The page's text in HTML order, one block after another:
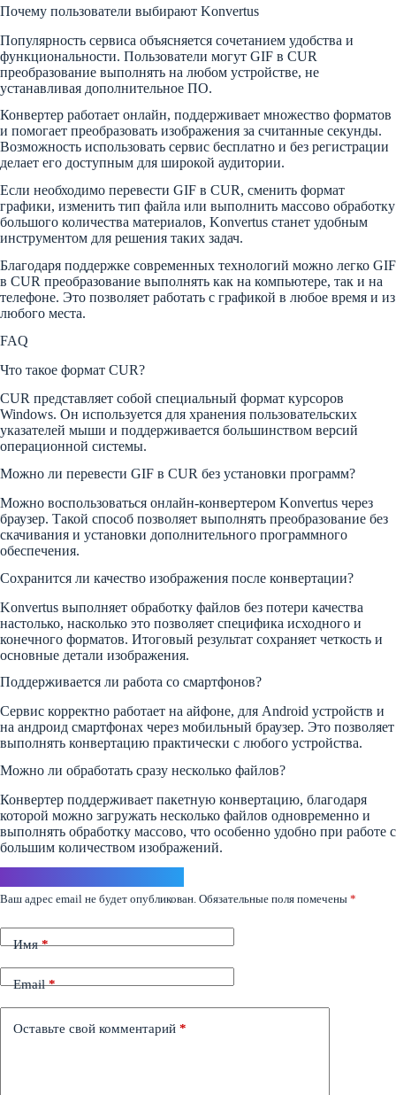
Почему пользователи выбирают Konvertus
Популярность сервиса объясняется сочетанием удобства и
функциональности. Пользователи могут GIF в CUR
преобразование выполнять на любом устройстве, не
устанавливая дополнительное ПО.
Конвертер работает онлайн, поддерживает множество форматов
и помогает преобразовать изображения за считанные секунды.
Возможность использовать сервис бесплатно и без регистрации
делает его доступным для широкой аудитории.
Если необходимо перевести GIF в CUR, сменить формат
графики, изменить тип файла или выполнить массово обработку
большого количества материалов, Konvertus станет удобным
инструментом для решения таких задач.
Благодаря поддержке современных технологий можно легко GIF
в CUR преобразование выполнять как на компьютере, так и на
телефоне. Это позволяет работать с графикой в любое время и из
любого места.
FAQ
Что такое формат CUR?
CUR представляет собой специальный формат курсоров
Windows. Он используется для хранения пользовательских
указателей мыши и поддерживается большинством версий
операционной системы.
Можно ли перевести GIF в CUR без установки программ?
Можно воспользоваться онлайн-конвертером Konvertus через
браузер. Такой способ позволяет выполнять преобразование без
скачивания и установки дополнительного программного
обеспечения.
Сохранится ли качество изображения после конвертации?
Konvertus выполняет обработку файлов без потери качества
настолько, насколько это позволяет специфика исходного и
конечного форматов. Итоговый результат сохраняет четкость и
основные детали изображения.
Поддерживается ли работа со смартфонов?
Сервис корректно работает на айфоне, для Android устройств и
на андроид смартфонах через мобильный браузер. Это позволяет
выполнять конвертацию практически с любого устройства.
Можно ли обработать сразу несколько файлов?
Конвертер поддерживает пакетную конвертацию, благодаря
которой можно загружать несколько файлов одновременно и
выполнять обработку массово, что особенно удобно при работе с
большим количеством изображений.
Ваш адрес email не будет опубликован. Обязательные поля помечены *
Имя*
Email*
Оставьте свой комментарий *